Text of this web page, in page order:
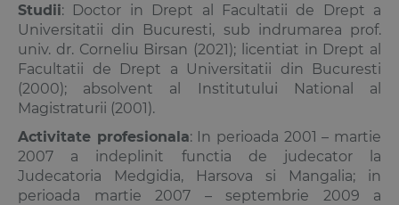
Studii: Doctor in Drept al Facultatii de Drept a
Universitatii din Bucuresti, sub indrumarea prof.
univ. dr. Corneliu Birsan (2021); licentiat in Drept al
Facultatii de Drept a Universitatii din Bucuresti
(2000); absolvent al Institutului National al
Magistraturii (2001).
Activitate profesionala: In perioada 2001 – martie
2007 a indeplinit functia de judecator la
Judecatoria Medgidia, Harsova si Mangalia; in
perioada martie 2007 – septembrie 2009 a